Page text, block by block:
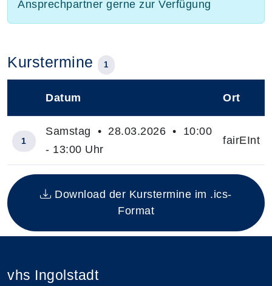
Ansprechpartner gerne zur Verfügung
Kurstermine 1
Insgesamt gibt es 1 Termine zum diesen Kurs
Datum Ort
1
Samstag • 28.03.2026 • 10:00
- 13:00 Uhr
fairEInt
Download der Kurstermine im .ics-
Format
vhs Ingolstadt